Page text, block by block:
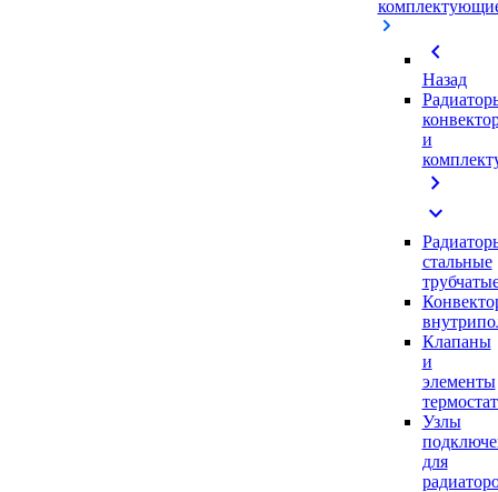
chevron_left
Назад
и
chevron_right
expand_more
стальные
Клапаны
и
элементы
Узлы
для